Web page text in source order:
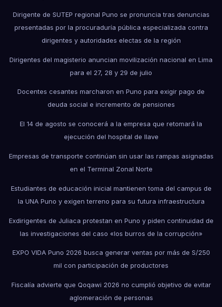
Dirigente de SUTEP regional Puno se pronuncia tras denuncias
presentadas por la procuraduría pública especializada contra
dirigentes y autoridades electas de la región
Dirigentes del magisterio anuncian movilización nacional en Lima
para el 27, 28 y 29 de julio
Docentes cesantes marcharon en Puno para exigir pago de
deuda social e incremento de pensiones
El 14 de agosto se conocerá a la empresa que retomará la
ejecución del hospital de Ilave
Empresas de transporte continúan sin usar las rampas asignadas
en el Terminal Zonal Norte
Estudiantes de educación inicial mantienen toma del campus de
la UNA Puno y exigen terreno para su futura infraestructura
Exdirigentes de Juliaca protestan en Puno y piden continuidad de
las investigaciones del caso «los burros de la corrupción»
EXPO VIDA Puno 2026 busca generar ventas por más de S/250
mil con participación de productores
Fiscalía advierte que Qoqawi 2026 no cumplió objetivo de evitar
aglomeración de personas